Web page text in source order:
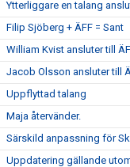
Ytterliggare en talang
Filip Sjöberg + ÄFF = Sant
William Kvist ansluter till
Jacob Olsson ansluter till
Uppflyttad talang
Maja återvänder.
Särskild anpassning för
Uppdatering gällande